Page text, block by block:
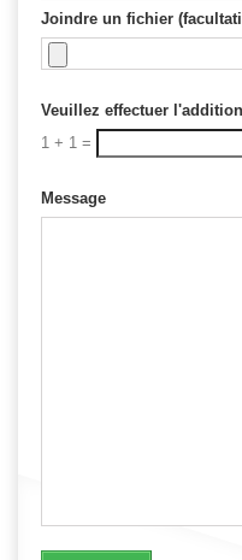
Joindre un fichier
Veuillez effectuer
1 + 1 =
Message